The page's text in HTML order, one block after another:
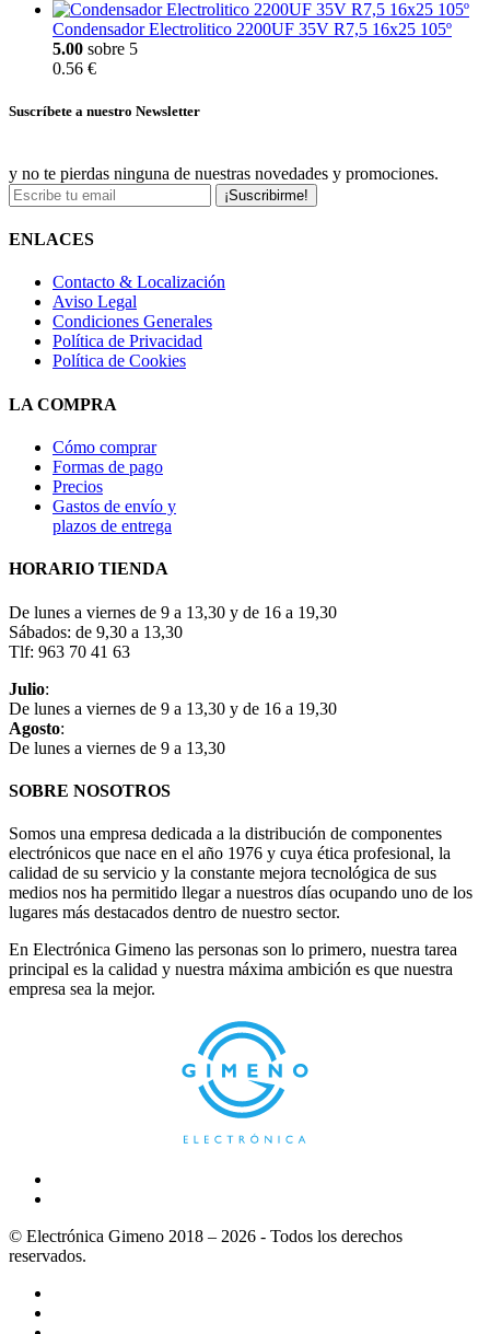
Condensador Electrolitico 2200UF 35V R7,5 16x25 105º
5.00 sobre 5
0.56 €
Suscríbete a nuestro Newsletter
y no te pierdas ninguna de nuestras novedades y promociones.
¡Suscribirme!
ENLACES
Contacto & Localización
Aviso Legal
Condiciones Generales
Política de Privacidad
Política de Cookies
LA COMPRA
Cómo comprar
Formas de pago
Precios
Gastos de envío y
plazos de entrega
HORARIO TIENDA
De lunes a viernes de 9 a 13,30 y de 16 a 19,30
Sábados: de 9,30 a 13,30
Tlf: 963 70 41 63
Julio:
De lunes a viernes de 9 a 13,30 y de 16 a 19,30
Agosto:
De lunes a viernes de 9 a 13,30
SOBRE NOSOTROS
Somos una empresa dedicada a la distribución de componentes
electrónicos que nace en el año 1976 y cuya ética profesional, la
calidad de su servicio y la constante mejora tecnológica de sus
medios nos ha permitido llegar a nuestros días ocupando uno de los
lugares más destacados dentro de nuestro sector.
En Electrónica Gimeno las personas son lo primero, nuestra tarea
principal es la calidad y nuestra máxima ambición es que nuestra
empresa sea la mejor.
© Electrónica Gimeno 2018 – 2026 - Todos los derechos
reservados.